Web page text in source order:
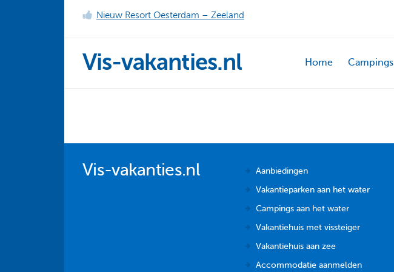
Nieuw Resort Oesterdam – Zeeland
Vis-vakanties.nl Home Campings
Vis-vakanties.nl Aanbiedingen
Vakantieparken aan het water
Campings aan het water
Vakantiehuis met vissteiger
Vakantiehuis aan zee
Accommodatie aanmelden